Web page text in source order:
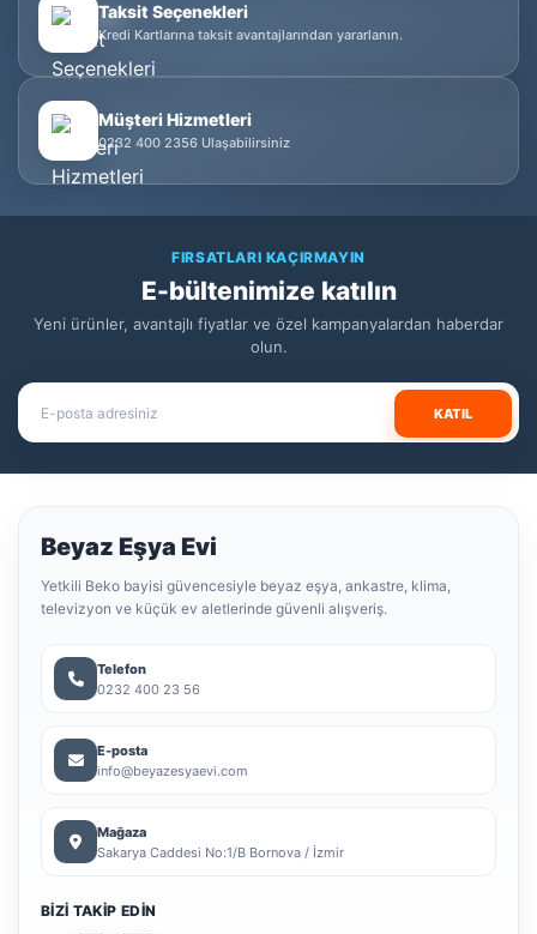
Taksit Seçenekleri
Kredi Kartlarına taksit avantajlarından yararlanın.
Müşteri Hizmetleri
0232 400 2356 Ulaşabilirsiniz
FIRSATLARI KAÇIRMAYIN
E-bültenimize katılın
Yeni ürünler, avantajlı fiyatlar ve özel kampanyalardan haberdar
olun.
KATIL
Beyaz Eşya Evi
Yetkili Beko bayisi güvencesiyle beyaz eşya, ankastre, klima,
televizyon ve küçük ev aletlerinde güvenli alışveriş.
Telefon
0232 400 23 56
E-posta
info@beyazesyaevi.com
Mağaza
Sakarya Caddesi No:1/B Bornova / İzmir
BIZI TAKIP EDIN